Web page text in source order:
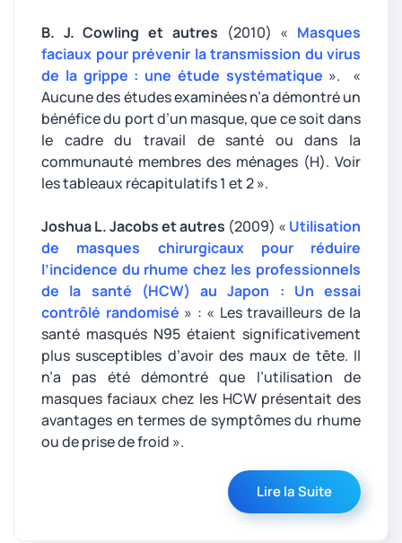
B. J. Cowling et autres (2010) « Masques
faciaux pour prévenir la transmission du virus
de la grippe : une étude systématique ». «
Aucune des études examinées n’a démontré un
bénéfice du port d’un masque, que ce soit dans
le cadre du travail de santé ou dans la
communauté membres des ménages (H). Voir
les tableaux récapitulatifs 1 et 2 ».
Joshua L. Jacobs et autres (2009) « Utilisation
de masques chirurgicaux pour réduire
l’incidence du rhume chez les professionnels
de la santé (HCW) au Japon : Un essai
contrôlé randomisé » : « Les travailleurs de la
santé masqués N95 étaient significativement
plus susceptibles d’avoir des maux de tête. Il
n’a pas été démontré que l’utilisation de
masques faciaux chez les HCW présentait des
avantages en termes de symptômes du rhume
ou de prise de froid ».
Lire la Suite